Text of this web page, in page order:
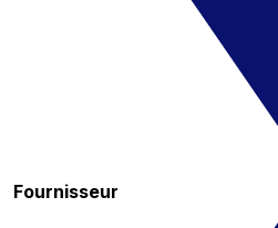
Fournisseur